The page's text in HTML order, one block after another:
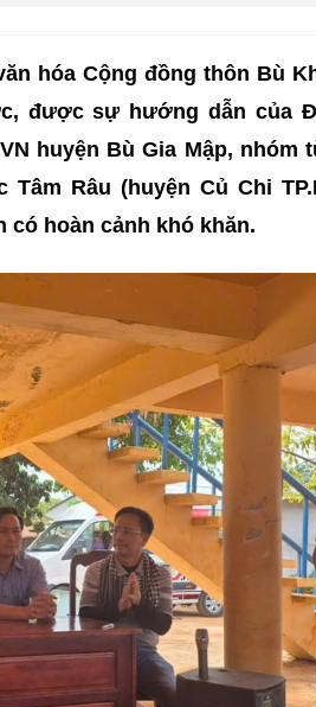
hóa Cộng đồng thôn Bù
được sự hướng dẫn của
huyện Bù Gia Mập, nhóm
Râu (huyện Củ Chi
có hoàn cảnh khó khăn.